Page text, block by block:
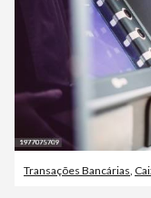
Transações Bancárias,